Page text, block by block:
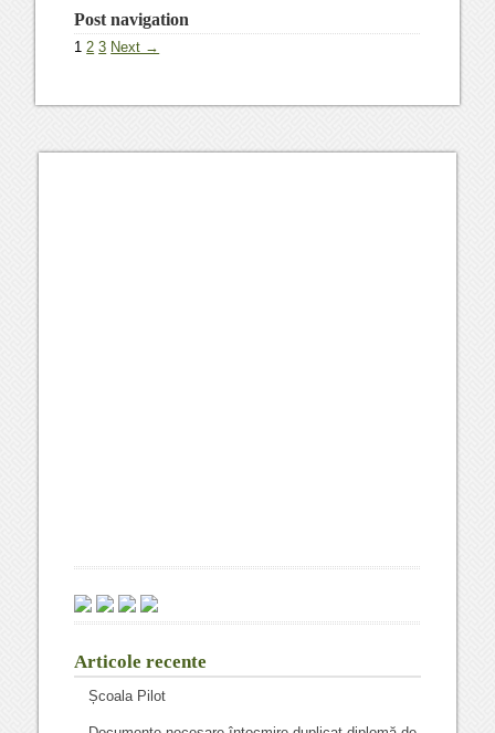
Post navigation
1 2 3 Next →
Articole recente
Școala Pilot